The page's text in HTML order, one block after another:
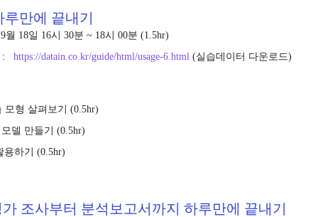
만에 끝내기
월 18일 16시 30분 ~ 18시 00분 (1.5hr)
:
https://datain.co.kr/guide/html/usage-6.html (실습데이터 다운로드)
모형 살펴보기 (0.5hr)
델 만들기 (0.5hr)
용하기 (0.5hr)
조사부터 분석보고서까지 하루만에 끝내기